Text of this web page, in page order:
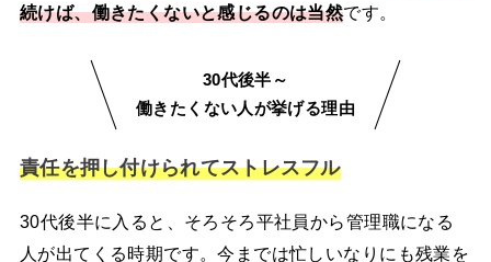
続けば、働きたくないと感じるのは当然です。
30代後半～
働きたくない人が挙げる理由
責任を押し付けられてストレスフル
30代後半に入ると、そろそろ平社員から管理職になる
人が出てくる時期です。今までは忙しいなりにも残業を